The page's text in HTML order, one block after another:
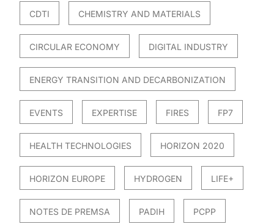
CDTI CHEMISTRY AND MATERIALS
CIRCULAR ECONOMY DIGITAL INDUSTRY
ENERGY TRANSITION AND DECARBONIZATION
EVENTS EXPERTISE FIRES FP7
HEALTH TECHNOLOGIES HORIZON 2020
HORIZON EUROPE HYDROGEN LIFE+
NOTES DE PREMSA PADIH PCPP